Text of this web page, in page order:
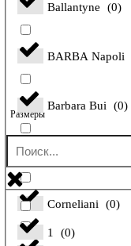
Ballantyne (0)
BARBA Napoli
Barbara Bui (0)
Bilancioni
Corneliani (0)
Размеры
1 (0)